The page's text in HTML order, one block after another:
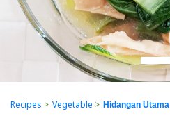
Recipes > Vegetable > Hidangan Utama